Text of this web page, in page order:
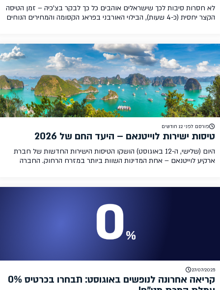
לא חסרות סיבות לכך שישראלים אוהבים כל כך לבקר בצ’כיה – זמן הטיסה
הקצר יחסית (כ-4 שעות), הבילוי האורבני בפראג הקסומה והמחירים הנוחים
בישראל. הפעם, במקום להישאר רק בעיר הבירה כמו מרבית המטיילים,
טסנו לצ’כיה […]
פורסם לפני 12 חודשים
טיסות ישירות לוייטנאם – היעד החם של 2026
היום (שלישי, ה-12 באוגוסט) הושקו הטיסות הישירות החדשות של חברת
ארקיע לוייטנאם – אחת המדינות השוות ביותר במזרח הרחוק. החברה
היעדים החמים במזרח הרחוק. בכתבה זו ניתן לכם את כל הפרטים על
27/07/2025
קריאה אחרונה לנופשים באוגוסט: תבחרו בכרטיס 0%